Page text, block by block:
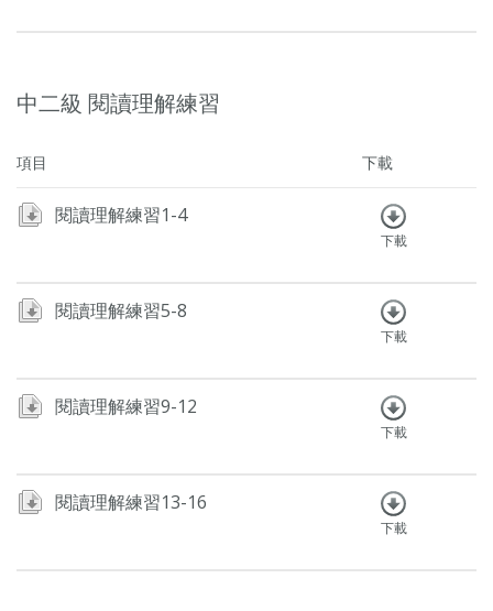
中二級 閱讀理解練習
項目 下載
閱讀理解練習1-4
下載
閱讀理解練習5-8
下載
閱讀理解練習9-12
下載
閱讀理解練習13-16
下載